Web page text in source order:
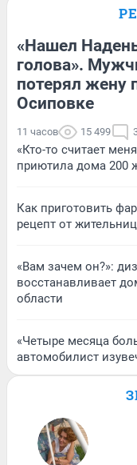
«Нашел
голова».
потерял жену
Осиповке
11 часов 15 499
«Кто-то считает
приютила дома 200
Как приготовить
рецепт от
«Вам зачем он?»:
восстанавливает
области
«Четыре месяца
автомобилист